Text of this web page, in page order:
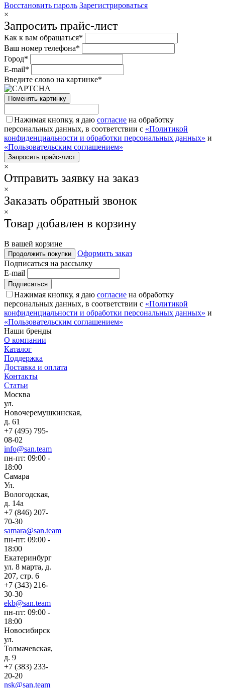
Восстановить пароль Зарегистрироваться
×
Запросить прайс-лист
Как к вам обращаться*
Ваш номер телефона*
Город*
E-mail*
Введите слово на картинке*
Поменять картинку
Нажимая кнопку, я даю согласие на обработку
персональных данных, в соответствии с «Политикой
конфиденциальности и обработки персональных данных» и
«Пользовательским соглашением»
×
Отправить заявку на заказ
×
Заказать обратный звонок
×
Товар добавлен в корзину
В вашей корзине
Продолжить покупки
Оформить заказ
Подписаться на рассылку
E-mail
Нажимая кнопку, я даю согласие на обработку
персональных данных, в соответствии с «Политикой
конфиденциальности и обработки персональных данных» и
«Пользовательским соглашением»
Наши бренды
О компании
Каталог
Поддержка
Доставка и оплата
Контакты
Статьи
Москва
ул.
Новочеремушкинская,
д. 61
+7 (495) 795-
08-02
info@san.team
пн-пт: 09:00 -
18:00
Самара
Ул.
Вологодская,
д. 14а
+7 (846) 207-
70-30
samara@san.team
пн-пт: 09:00 -
18:00
Екатеринбург
ул. 8 марта, д.
207, стр. 6
+7 (343) 216-
30-30
ekb@san.team
пн-пт: 09:00 -
18:00
Новосибирск
ул.
Толмачевская,
д. 9
+7 (383) 233-
20-20
nsk@san.team